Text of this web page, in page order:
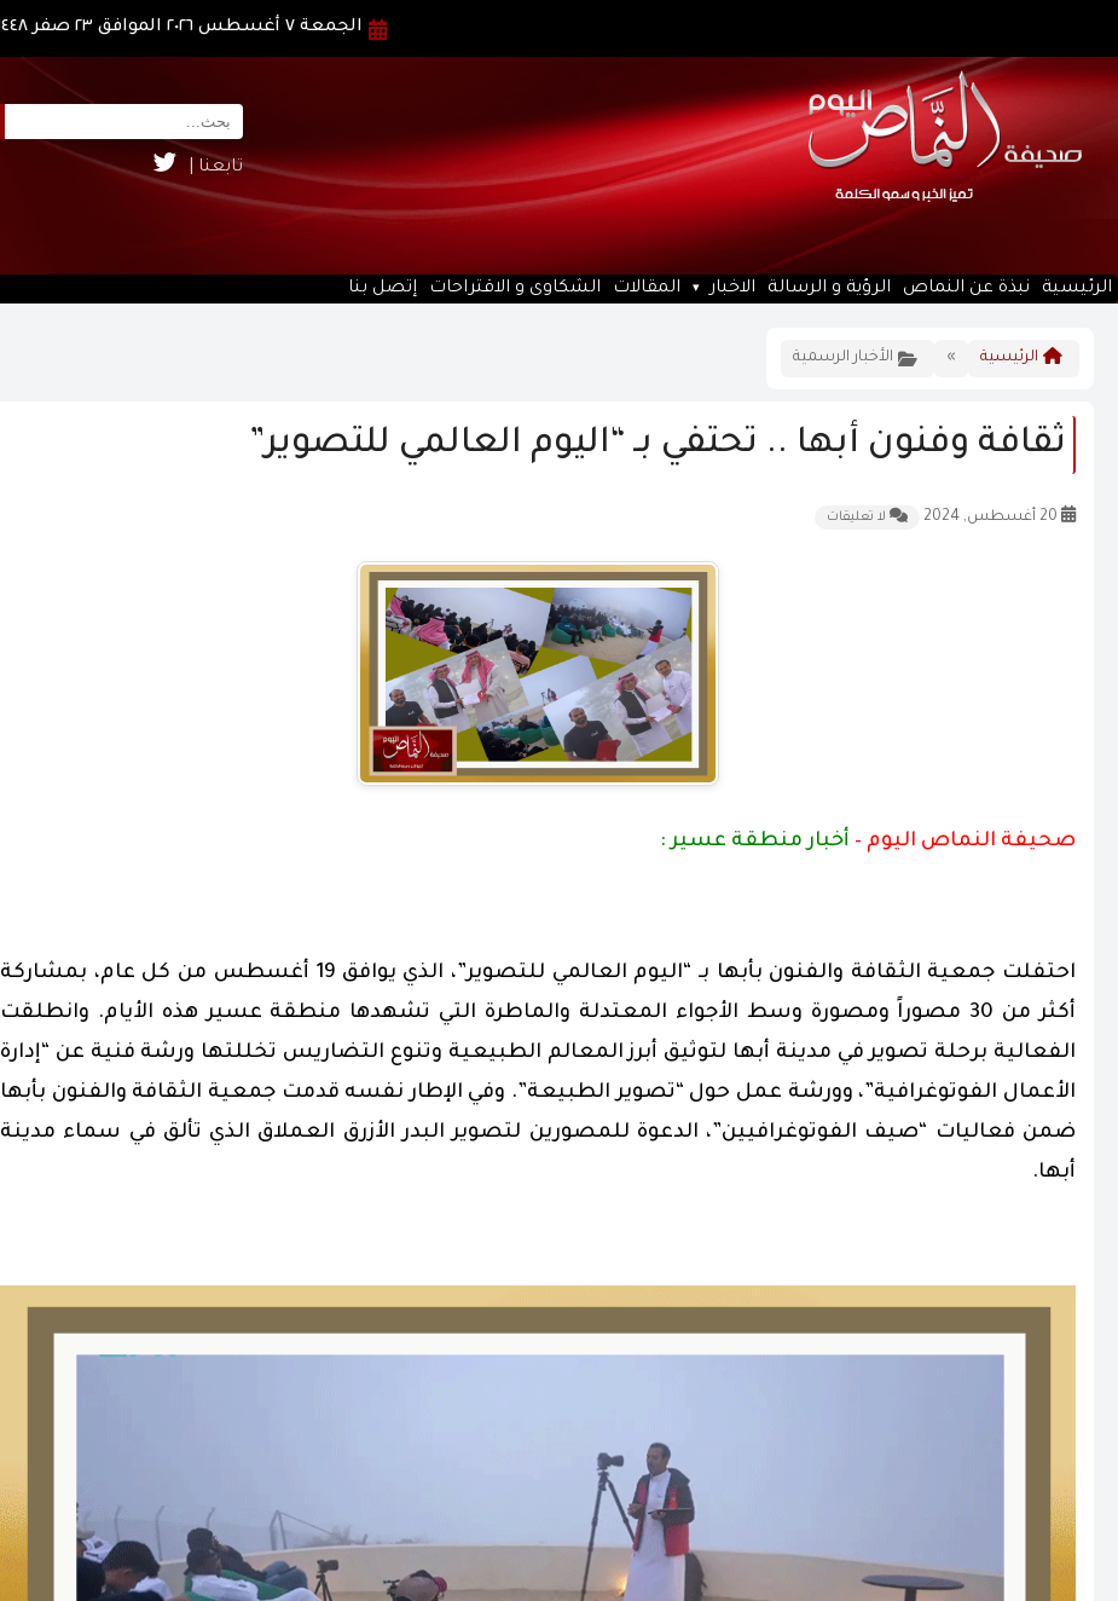
الجمعة ٧ أغسطس ٢٠٢٦ الموافق ٢٣ صفر ١٤٤٨ هـ
تابعنا |
الرئيسية نبذة عن النماص الرؤية و الرسالة الاخبار المقالات الشكاوى و الاقتراحات إتصل بنا
الرئيسية » الأخبار الرسمية
ثقافة وفنون أبها .. تحتفي بـ “اليوم العالمي للتصوير”
لا تعليقات
صحيفة النماص اليوم – أخبار منطقة عسير :
احتفلت جمعية الثقافة والفنون بأبها بـ “اليوم العالمي للتصوير”، الذي يوافق 19 أغسطس من كل عام، بمشاركة
أكثر من 30 مصوراً ومصورة وسط الأجواء المعتدلة والماطرة التي تشهدها منطقة عسير هذه الأيام. وانطلقت
الفعالية برحلة تصوير في مدينة أبها لتوثيق أبرز المعالم الطبيعية وتنوع التضاريس تخللتها ورشة فنية عن “إدارة
الأعمال الفوتوغرافية”، وورشة عمل حول “تصوير الطبيعة”. وفي الإطار نفسه قدمت جمعية الثقافة والفنون بأبها
ضمن فعاليات “صيف الفوتوغرافيين”، الدعوة للمصورين لتصوير البدر الأزرق العملاق الذي تألق في سماء مدينة
أبها.